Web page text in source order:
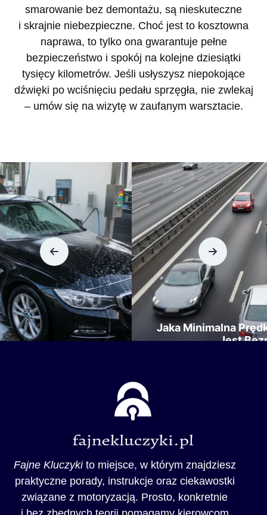
smarowanie bez demontażu, są nieskuteczne
i skrajnie niebezpieczne. Choć jest to kosztowna
naprawa, to tylko ona gwarantuje pełne
bezpieczeństwo i spokój na kolejne dziesiątki
tysięcy kilometrów. Jeśli usłyszysz niepokojące
dźwięki po wciśnięciu pedału sprzęgła, nie zwlekaj
– umów się na wizytę w zaufanym warsztacie.
Jaka Minimalna Prędkość Na Autostradzie
Jest Bezpieczna?
Fajne Kluczykito miejsce, w którym znajdziesz
praktyczne porady, instrukcje oraz ciekawostki
związane z motoryzacją. Prosto, konkretnie